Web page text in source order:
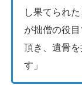
し果てられ
が拙僧の役
頂き、遺骨
す」